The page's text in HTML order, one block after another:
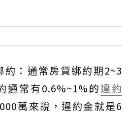
約：通常房貸綁約期2~3
通常有0.6%~1%的違約
萬來說，違約金就是6